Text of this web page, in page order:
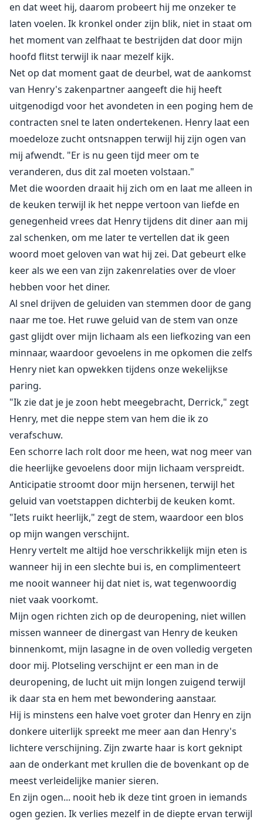
en dat weet hij, daarom probeert hij me onzeker te
laten voelen. Ik kronkel onder zijn blik, niet in staat om
het moment van zelfhaat te bestrijden dat door mijn
hoofd flitst terwijl ik naar mezelf kijk.
Net op dat moment gaat de deurbel, wat de aankomst
van Henry's zakenpartner aangeeft die hij heeft
uitgenodigd voor het avondeten in een poging hem de
contracten snel te laten ondertekenen. Henry laat een
moedeloze zucht ontsnappen terwijl hij zijn ogen van
mij afwendt. "Er is nu geen tijd meer om te
veranderen, dus dit zal moeten volstaan."
Met die woorden draait hij zich om en laat me alleen in
de keuken terwijl ik het neppe vertoon van liefde en
genegenheid vrees dat Henry tijdens dit diner aan mij
zal schenken, om me later te vertellen dat ik geen
woord moet geloven van wat hij zei. Dat gebeurt elke
keer als we een van zijn zakenrelaties over de vloer
hebben voor het diner.
Al snel drijven de geluiden van stemmen door de gang
naar me toe. Het ruwe geluid van de stem van onze
gast glijdt over mijn lichaam als een liefkozing van een
minnaar, waardoor gevoelens in me opkomen die zelfs
Henry niet kan opwekken tijdens onze wekelijkse
paring.
"Ik zie dat je je zoon hebt meegebracht, Derrick," zegt
Henry, met die neppe stem van hem die ik zo
verafschuw.
Een schorre lach rolt door me heen, wat nog meer van
die heerlijke gevoelens door mijn lichaam verspreidt.
Anticipatie stroomt door mijn hersenen, terwijl het
geluid van voetstappen dichterbij de keuken komt.
"Iets ruikt heerlijk," zegt de stem, waardoor een blos
op mijn wangen verschijnt.
Henry vertelt me altijd hoe verschrikkelijk mijn eten is
wanneer hij in een slechte bui is, en complimenteert
me nooit wanneer hij dat niet is, wat tegenwoordig
niet vaak voorkomt.
Mijn ogen richten zich op de deuropening, niet willen
missen wanneer de dinergast van Henry de keuken
binnenkomt, mijn lasagne in de oven volledig vergeten
door mij. Plotseling verschijnt er een man in de
deuropening, de lucht uit mijn longen zuigend terwijl
ik daar sta en hem met bewondering aanstaar.
Hij is minstens een halve voet groter dan Henry en zijn
donkere uiterlijk spreekt me meer aan dan Henry's
lichtere verschijning. Zijn zwarte haar is kort geknipt
aan de onderkant met krullen die de bovenkant op de
meest verleidelijke manier sieren.
En zijn ogen... nooit heb ik deze tint groen in iemands
ogen gezien. Ik verlies mezelf in de diepte ervan terwijl